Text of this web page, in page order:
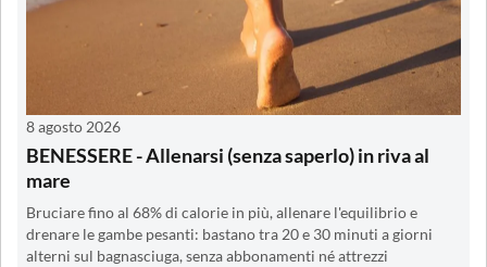
8 agosto 2026
BENESSERE - Allenarsi (senza saperlo) in riva al
mare
Bruciare fino al 68% di calorie in più, allenare l'equilibrio e
drenare le gambe pesanti: bastano tra 20 e 30 minuti a giorni
alterni sul bagnasciuga, senza abbonamenti né attrezzi